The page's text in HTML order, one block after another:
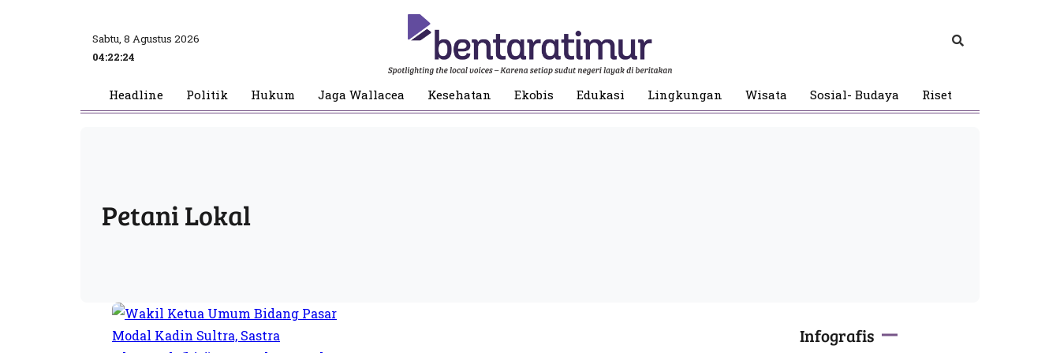
Sabtu, 8 Agustus 2026
04:22:24
Headline Politik Hukum Jaga Wallacea Kesehatan Ekobis Edukasi Lingkungan Wisata Sosial- Budaya Riset
Petani Lokal
Infografis